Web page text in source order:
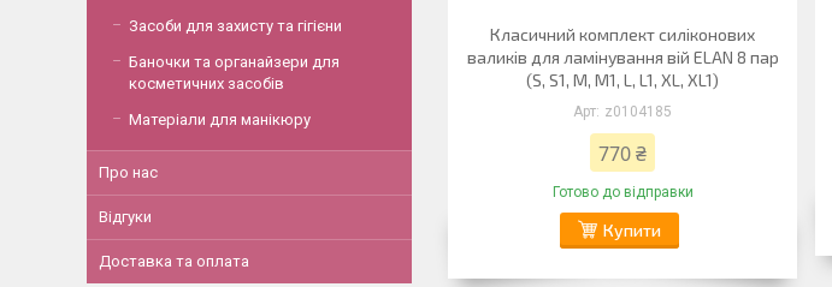
Класичний комплект силіконових
валиків для ламінування вій ELAN 8 пар
(S, S1, M, M1, L, L1, XL, XL1)
z0104185
770 ₴
Готово до відправки
Купити
Засоби для захисту та гігієни
Баночки та органайзери для
косметичних засобів
Матеріали для манікюру
Про нас
Відгуки
Доставка та оплата